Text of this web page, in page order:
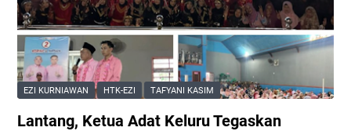
n
g
h
a
r
g
a
EZI KURNIAWAN HTK-EZI TAFYANI KASIM
Lantang, Ketua Adat Keluru Tegaskan